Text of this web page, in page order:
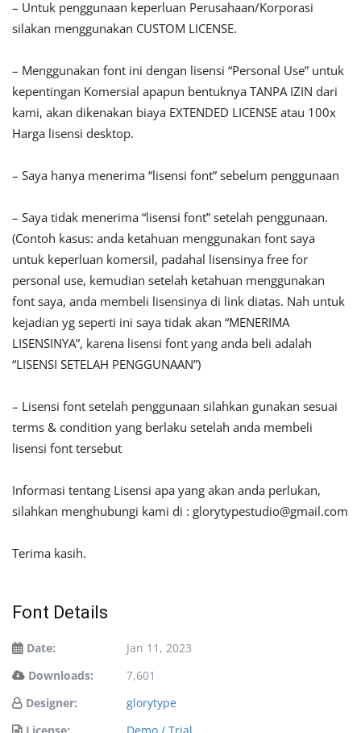
– Untuk penggunaan keperluan Perusahaan/Korporasi
silakan menggunakan CUSTOM LICENSE.
– Menggunakan font ini dengan lisensi “Personal Use” untuk
kepentingan Komersial apapun bentuknya TANPA IZIN dari
kami, akan dikenakan biaya EXTENDED LICENSE atau 100x
Harga lisensi desktop.
– Saya hanya menerima “lisensi font” sebelum penggunaan
– Saya tidak menerima “lisensi font” setelah penggunaan.
(Contoh kasus: anda ketahuan menggunakan font saya
untuk keperluan komersil, padahal lisensinya free for
personal use, kemudian setelah ketahuan menggunakan
font saya, anda membeli lisensinya di link diatas. Nah untuk
kejadian yg seperti ini saya tidak akan “MENERIMA
LISENSINYA”, karena lisensi font yang anda beli adalah
“LISENSI SETELAH PENGGUNAAN”)
– Lisensi font setelah penggunaan silahkan gunakan sesuai
terms & condition yang berlaku setelah anda membeli
lisensi font tersebut
Informasi tentang Lisensi apa yang akan anda perlukan,
silahkan menghubungi kami di : glorytypestudio@gmail.com
Terima kasih.
Font Details
Date:
Jan 11, 2023
Downloads:
7,601
Designer:
glorytype